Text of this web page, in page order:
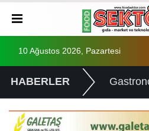
10 Ağustos 2026, Pazartesi
HABERLER